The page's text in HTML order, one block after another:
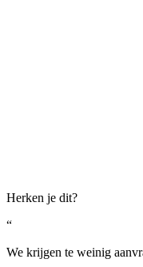
Herken je dit?
“
We krijgen te weinig